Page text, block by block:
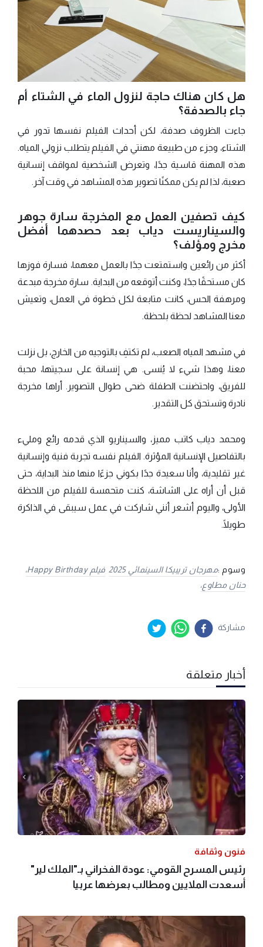
هل كان هناك حاجة لنزول الماء في الشتاء أم
جاء بالصدفة؟
جاءت الظروف صدفة، لكن أحداث الفيلم نفسها تدور في
الشتاء، وجزء من طبيعة مهنتي في الفيلم يتطلب نزولي المياه.
هذه المهنة قاسية جدًا، وتعرض الشخصية لمواقف إنسانية
صعبة، لذا لم يكن ممكنًا تصوير هذه المشاهد في وقت آخر.
كيف تصفين العمل مع المخرجة سارة جوهر
والسيناريست دياب بعد حصدهما أفضل
مخرج ومؤلف؟
أكثر من رائعين واستمتعت جدًا بالعمل معهما، فسارة فوزها
كان مستحقًا جدًا، وكنت أتوقعه من البداية. سارة مخرجة مبدعة
ومرهفة الحس، كانت متابعة لكل خطوة في العمل، وتعيش
معنا المشاهد لحظة بلحظة.
في مشهد المياه الصعب، لم تكتفِ بالتوجيه من الخارج، بل نزلت
معنا، وهذا شيء لا يُنسى. هي إنسانة على سجيتها، محبة
للفريق، واحتضنت الطفلة ضحى طوال التصوير. أراها مخرجة
نادرة وتستحق كل التقدير.
ومحمد دياب كاتب مميز، والسيناريو الذي قدمه رائع ومليء
بالتفاصيل الإنسانية المؤثرة. الفيلم نفسه تجربة فنية وإنسانية
غير تقليدية، وأنا سعيدة جدًا بكوني جزءًا منها منذ البداية، حتى
قبل أن أراه على الشاشة، كنت متحمسة للفيلم من اللحظة
الأولى، واليوم أشعر أنني شاركت في عمل سيبقى في الذاكرة
طويلًا.
وسوم :مهرجان تريبيكا السينمائي 2025
فيلم Happy Birthday،
حنان مطاوع،
مشاركة
أخبار متعلقة
فنون وثقافة
رئيس المسرح القومي: عودة الفخراني بـ"الملك لير"
أسعدت الملايين ومطالب بعرضها عربيا